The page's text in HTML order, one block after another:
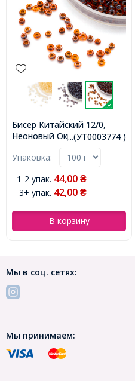
...(УТ0003774 )
Бисер Китайский 12/0,
Неоновый Окрашенный
2229, Круглый, (УТ0003774)
Упаковка:
1-2 упак. 44,00 ₴
3+ упак. 42,00 ₴
В корзину
Мы в соц. сетях:
Мы принимаем: